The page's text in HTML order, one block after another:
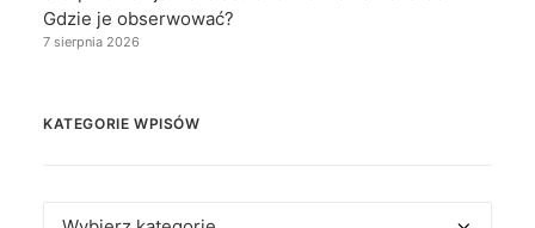
Gdzie je obserwować?
7 sierpnia 2026
KATEGORIE WPISÓW
Kategorie